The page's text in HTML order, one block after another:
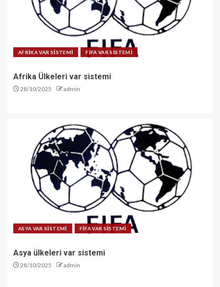
AFRİKA VAR SİSTEMİ FİFA VAR SİSTEMİ
Afrika Ülkeleri var sistemi
28/10/2025 admin
ASYA VAR SİSTEMİ FİFA VAR SİSTEMİ
Asya ülkeleri var sistemi
28/10/2025 admin